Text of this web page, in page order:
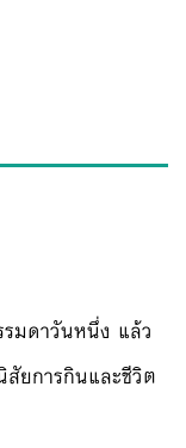
รมดาวันหนึ่ง แล้ว
ยการกินและชีวิต